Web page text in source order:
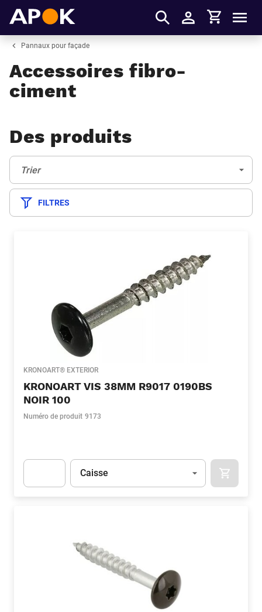
S'identifier
Panier
Pannaux pour façade
Accessoires fibro-
ciment
Des produits
Trier:
Trier
FILTRES
KRONOART® EXTERIOR
KRONOART VIS 38MM R9017 0190BS
NOIR 100
Numéro de produit 9173
Unité
Caisse